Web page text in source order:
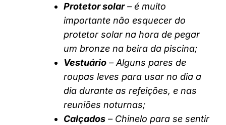
Protetor solar– é muito
importante não esquecer do
protetor solar na hora de pegar
um bronze na beira da piscina;
Vestuário – Alguns pares de
roupas leves para usar no dia a
dia durante as refeições, e nas
reuniões noturnas;
Calçados – Chinelo para se sentir